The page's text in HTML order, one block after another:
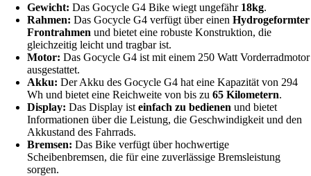
Gewicht: Das Gocycle G4 Bike wiegt ungefähr 18kg.
Rahmen: Das Gocycle G4 verfügt über einenHydrogeformter
Frontrahmenund bietet eine robuste Konstruktion, die
gleichzeitig leicht und tragbar ist.
Motor: Das Gocycle G4 ist mit einem 250 Watt Vorderradmotor
ausgestattet.
Akku: Der Akku des Gocycle G4 hat eine Kapazität von 294
Wh und bietet eine Reichweite von bis zu65 Kilometern.
Display: Das Display isteinfach zu bedienen und bietet
Informationen über die Leistung, die Geschwindigkeit und den
Akkustand des Fahrrads.
Bremsen:Das Bike verfügt über hochwertige
Scheibenbremsen, die für eine zuverlässige Bremsleistung
sorgen.